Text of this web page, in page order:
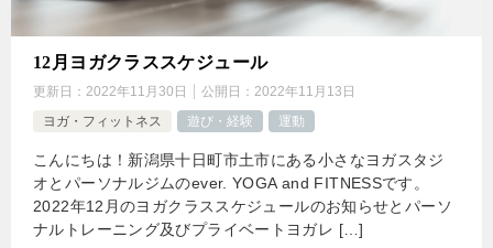
12月ヨガクラススケジュール
更新日： 2022年11月30日 公開日： 2022年11月13日
ヨガ・フィットネス
遊び・経験 運動
こんにちは！新潟県十日町市土市にある小さなヨガスタジ
オとパーソナルジムのever. YOGA and FITNESSです。
2022年12月のヨガクラススケジュールのお知らせとパーソ
ナルトレーニング及びプライベートヨガレ […]